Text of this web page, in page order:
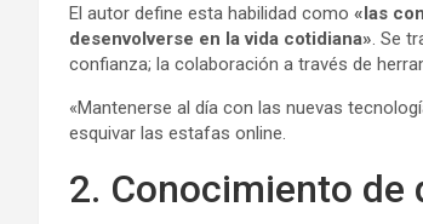
El autor define esta habilidad como «las
desenvolverse en la vida cotidiana». Se
confianza; la colaboración a través de
«Mantenerse al día con las nuevas
esquivar las estafas online.
2. Conocimiento de